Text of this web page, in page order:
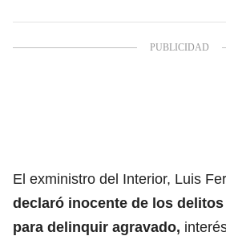
El exministro del Interior, Luis
declaró inocente de los
para delinquir agravado,